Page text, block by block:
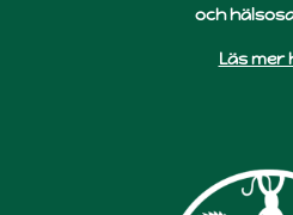
och
Läs mer